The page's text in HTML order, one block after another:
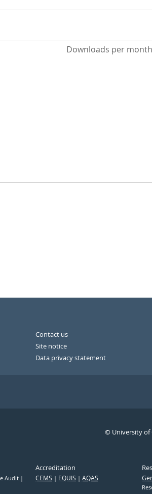
Downloads per
Contact us
Site notice
Data privacy statement
© University of
Audit
Accreditation
CEMS EQUIS AQAS